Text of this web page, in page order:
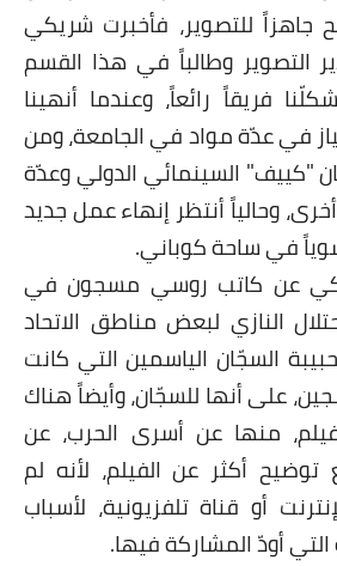
جاهزاً للتصوير، فأخبرت شريكي
التصوير وطالباً في هذا القسم
فريقاً رائعاً، وعندما أنهينا
في عدّة مواد في الجامعة، ومن
السينمائي الدولي وعدّة
وحالياً أنتظر إنهاء عمل جديد
في ساحة كوباني.
عن كاتب روسي مسجون في
النازي لبعض مناطق الاتحاد
السجّان الياسمين التي كانت
على أنها للسجّان، وأيضاً هناك
منها عن أسرى الحرب، عن
أكثر عن الفيلم، لأنه لم
أو قناة تلفزيونية، لأسباب
أودّ المشاركة فيها.